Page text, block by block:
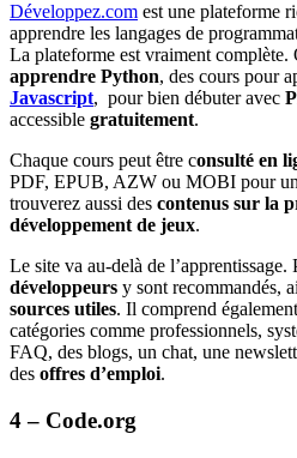
Développez.com est une plateforme
apprendre les langages de
La plateforme est vraiment
apprendre Python, des cours pour
Javascript, pourbien débuter avec
accessible gratuitement.
Chaque cours peut être consulté en
PDF, EPUB, AZW ou MOBI pour
trouverez aussi des contenus sur la
développement de jeux.
Le site va au-delà de l’apprentissage.
développeurs y sont recommandés,
sources utiles. Il comprend
catégories comme professionnels,
FAQ, des blogs, un chat, une
des offres d’emploi.
4 – Code.org